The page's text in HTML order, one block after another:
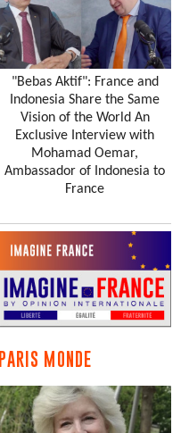
"Bebas Aktif": France and
Indonesia Share the Same
Vision of the World An
Exclusive Interview with
Mohamad Oemar,
Ambassador of Indonesia to
France
PARIS MONDE